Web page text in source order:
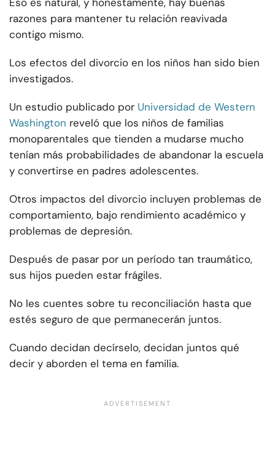
razones para mantener tu relación reavivada
contigo mismo.
Los efectos del divorcio en los niños han sido bien
investigados.
Un estudio publicado por Universidad de Western
Washington reveló que los niños de familias
monoparentales que tienden a mudarse mucho
tenían más probabilidades de abandonar la escuela
y convertirse en padres adolescentes.
Otros impactos del divorcio incluyen problemas de
comportamiento, bajo rendimiento académico y
problemas de depresión.
Después de pasar por un período tan traumático,
sus hijos pueden estar frágiles.
No les cuentes sobre tu reconciliación hasta que
estés seguro de que permanecerán juntos.
Cuando decidan decírselo, decidan juntos qué
decir y aborden el tema en familia.